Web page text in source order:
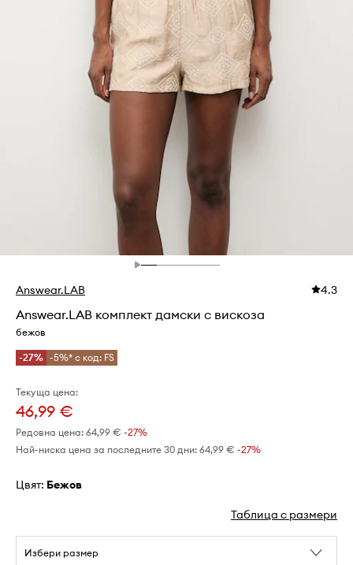
Answear.LAB 4.3
Answear.LAB комплект дамски с вискоза
бежов
-27% -5%* с код: FS
Текуща цена:
46,99 €
Редовна цена: 64,99 € -27%
Най-ниска цена за последните 30 дни: 64,99 € -27%
Цвят: бежов
Таблица с размери
Избери размер